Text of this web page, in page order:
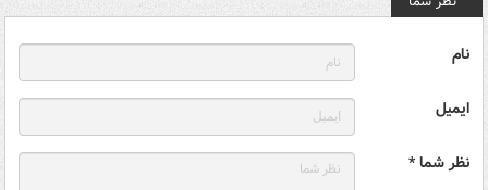
نام
ایمیل
نظر شما *